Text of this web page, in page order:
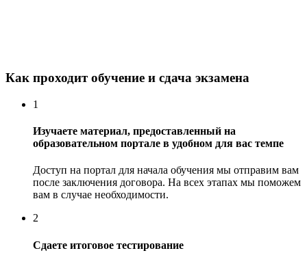
Как проходит обучение и сдача экзамена
1
Изучаете материал, предоставленный на
образовательном портале в удобном для вас темпе
Доступ на портал для начала обучения мы отправим вам
после заключения договора. На всех этапах мы поможем
вам в случае необходимости.
2
Сдаете итоговое тестирование